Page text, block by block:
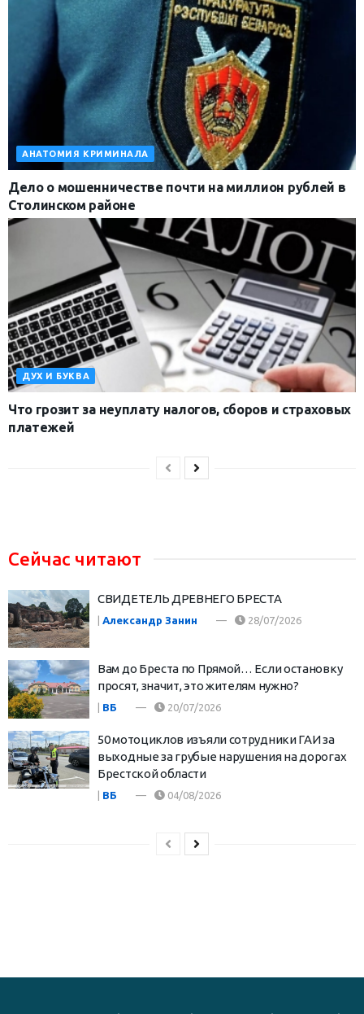
АНАТОМИЯ КРИМИНАЛА
Дело о мошенничестве почти на миллион рублей в
Столинском районе
ДУХ И БУКВА
Что грозит за неуплату налогов, сборов и страховых
платежей
Сейчас читают
СВИДЕТЕЛЬ ДРЕВНЕГО БРЕСТА
| Александр Занин 28/07/2026
Вам до Бреста по Прямой… Если остановку
просят, значит, это жителям нужно?
ВБ 20/07/2026
50 мотоциклов изъяли сотрудники ГАИ за
выходные за грубые нарушения на дорогах
Брестской области
| ВБ 04/08/2026